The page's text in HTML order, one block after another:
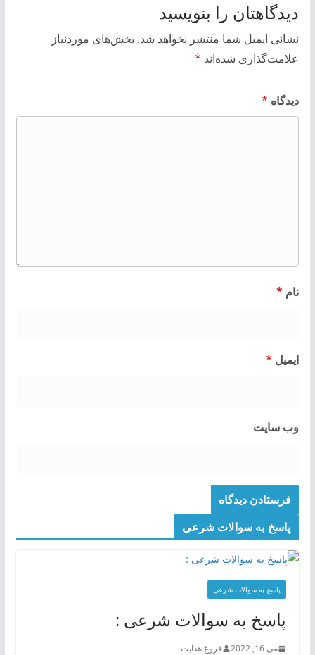
دیدگاهتان را بنویسید
نشانی ایمیل شما منتشر نخواهد شد. بخش‌های موردنیاز
علامت‌گذاری شده‌اند *
دیدگاه *
نام *
ایمیل *
وب‌ سایت
پاسخ به سوالات شرعی
پاسخ به سوالات شرعی
پاسخ به سوالات شرعی :
می 16, 2022 فروغ هدایت